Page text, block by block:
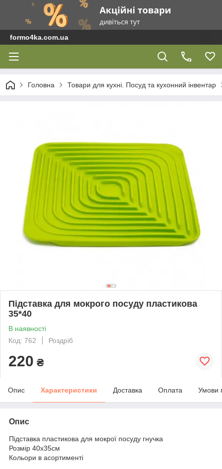
formo4ka.com.ua
Головна Товари для кухні. Посуд та кухонний інвентар
Підставка для мокрого посуду пластикова
35*40
В наявності
Код: 762
Роздріб
220 ₴
Опис Характеристики Доставка Оплата Умови
Опис
Підставка пластикова для мокрої посуду гнучка
Розмір 40х35см
Кольори в асортименті